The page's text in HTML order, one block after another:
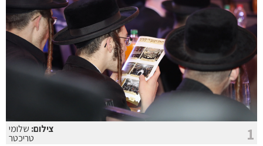
1 צילום: שלומי
טריכטר